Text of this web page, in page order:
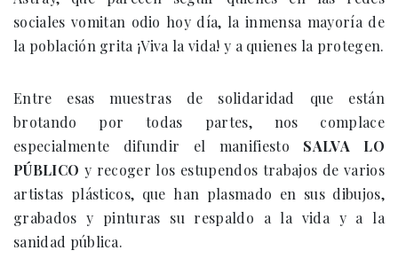
sociales vomitan odio hoy día, la inmensa mayoría de
la población grita ¡Viva la vida! y a quienes la protegen.
Entre esas muestras de solidaridad que están
brotando por todas partes, nos complace
especialmente difundir el manifiesto SALVA LO
PÚBLICO y recoger los estupendos trabajos de varios
artistas plásticos, que han plasmado en sus dibujos,
grabados y pinturas su respaldo a la vida y a la
sanidad pública.